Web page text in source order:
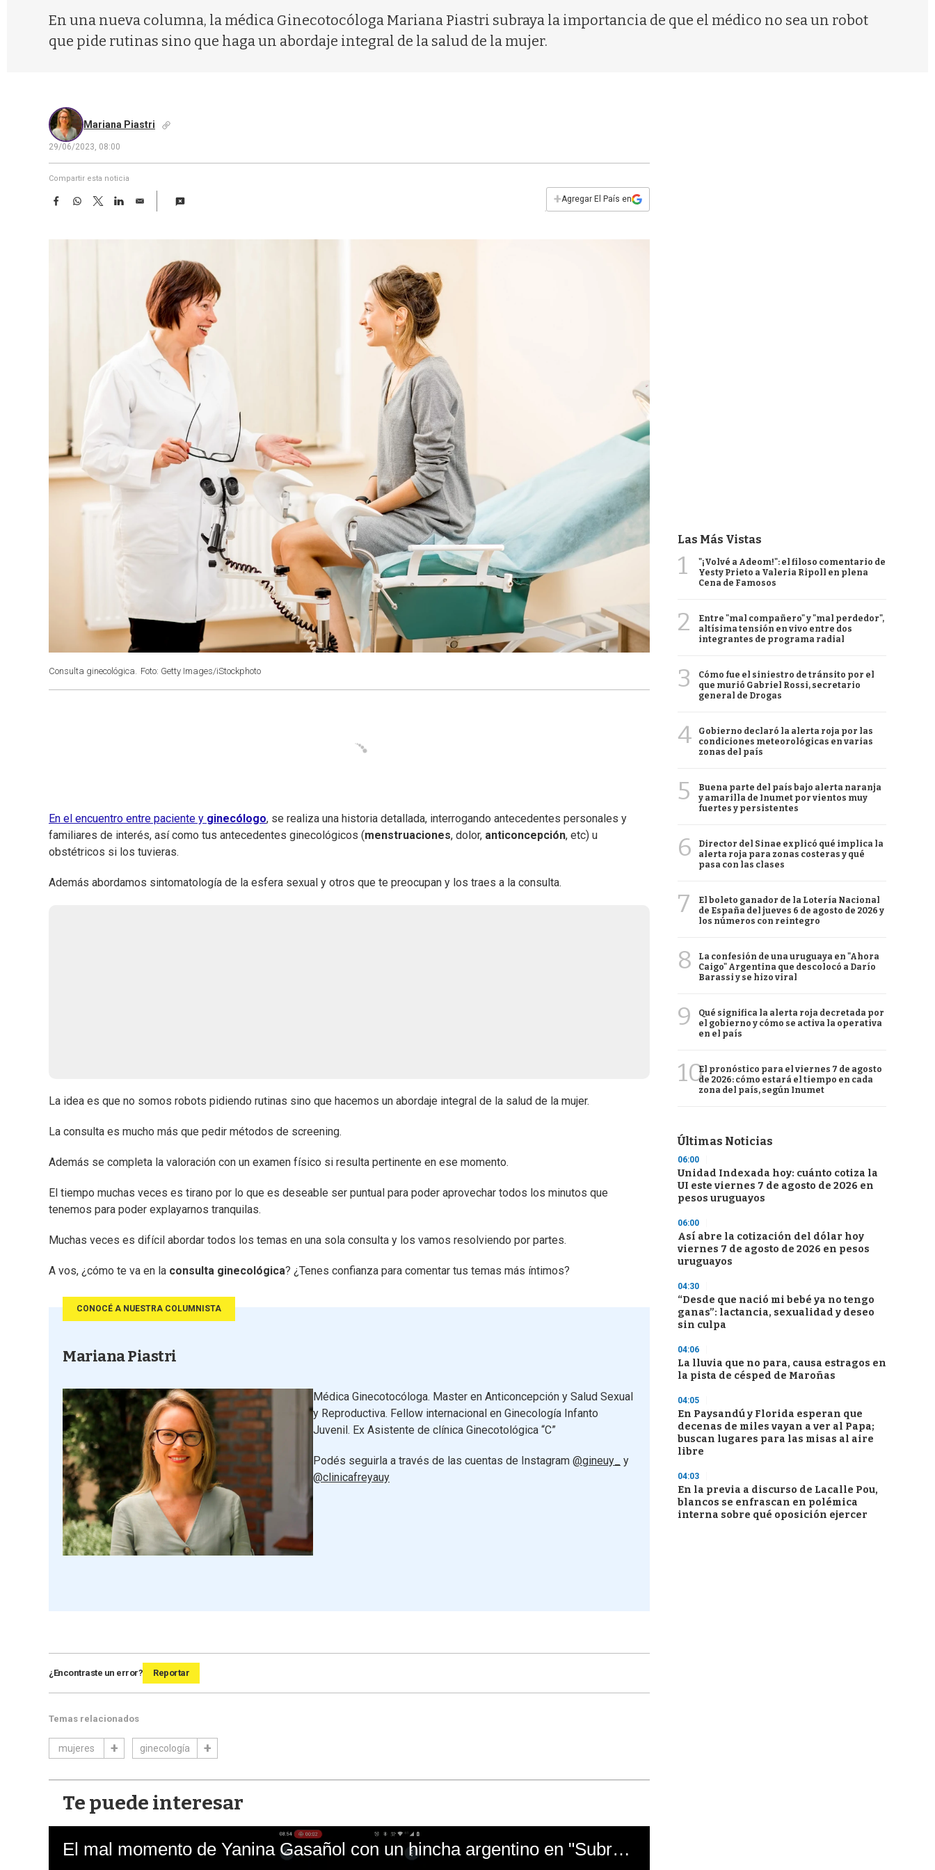
En una nueva columna, la médica Ginecotocóloga Mariana Piastri subraya la importancia de que el médico no sea un robot
que pide rutinas sino que haga un abordaje integral de la salud de la mujer.
Mariana Piastri
29/06/2023, 08:00
Compartir esta noticia
F
e
W
T
w
t
L
E
+Agregar El País en
Consulta ginecológica. Foto: Getty Images/iStockphoto
En el encuentro entre paciente y ginecólogo, se realiza una historia detallada, interrogando antecedentes personales y
familiares de interés, así como tus antecedentes ginecológicos (menstruaciones, dolor, anticoncepción, etc) u
obstétricos si los tuvieras.
Además abordamos sintomatología de la esfera sexual y otros que te preocupan y los traes a la consulta.
La idea es que no somos robots pidiendo rutinas sino que hacemos un abordaje integral de la salud de la mujer.
La consulta es mucho más que pedir métodos de screening.
Además se completa la valoración con un examen físico si resulta pertinente en ese momento.
El tiempo muchas veces es tirano por lo que es deseable ser puntual para poder aprovechar todos los minutos que
tenemos para poder explayarnos tranquilas.
Muchas veces es difícil abordar todos los temas en una sola consulta y los vamos resolviendo por partes.
A vos, ¿cómo te va en la consulta ginecológica? ¿Tenes confianza para comentar tus temas más íntimos?
CONOCÉ A NUESTRA COLUMNISTA
Mariana Piastri
Médica Ginecotocóloga. Master en Anticoncepción y Salud Sexual
y Reproductiva. Fellow internacional en Ginecología Infanto
Juvenil. Ex Asistente de clínica Ginecotológica “C”
Podés seguirla a través de las cuentas de Instagram @gineuy_
y
@clinicafreyauy
¿Encontraste un error? Reportar
Temas relacionados
mujeres ginecología
Te puede interesar
El mal momento de Yanina Gasañol con un hincha argentino en "Subrayado"
Las Más Vistas
1
"¡Volvé a Adeom!": el filoso comentario de
Yesty Prieto a Valeria Ripoll en plena
Cena de Famosos
2
Entre "mal compañero" y "mal perdedor",
altísima tensión en vivo entre dos
integrantes de programa radial
3
Cómo fue el siniestro de tránsito por el
que murió Gabriel Rossi, secretario
general de Drogas
4
Gobierno declaró la alerta roja por las
condiciones meteorológicas en varias
zonas del país
5
Buena parte del país bajo alerta naranja
y amarilla de Inumet por vientos muy
fuertes y persistentes
6
Director del Sinae explicó qué implica la
alerta roja para zonas costeras y qué
pasa con las clases
7
El boleto ganador de la Lotería Nacional
de España del jueves 6 de agosto de 2026 y
los números con reintegro
8
La confesión de una uruguaya en "Ahora
Caigo" Argentina que descolocó a Darío
Barassi y se hizo viral
9
Qué significa la alerta roja decretada por
el gobierno y cómo se activa la operativa
en el país
10El pronóstico para el viernes 7 de agosto
de 2026: cómo estará el tiempo en cada
zona del país, según Inumet
Últimas Noticias
06:00
Unidad Indexada hoy: cuánto cotiza la
UI este viernes 7 de agosto de 2026 en
pesos uruguayos
06:00
Así abre la cotización del dólar hoy
viernes 7 de agosto de 2026 en pesos
uruguayos
04:30
“Desde que nació mi bebé ya no tengo
ganas”: lactancia, sexualidad y deseo
sin culpa
04:06
La lluvia que no para, causa estragos en
la pista de césped de Maroñas
04:05
En Paysandú y Florida esperan que
decenas de miles vayan a ver al Papa;
buscan lugares para las misas al aire
libre
04:03
En la previa a discurso de Lacalle Pou,
blancos se enfrascan en polémica
interna sobre qué oposición ejercer